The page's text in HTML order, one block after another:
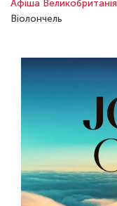
Афіша Великобританія
Віолончель